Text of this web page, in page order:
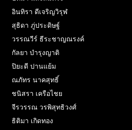
อินทิรา ดีเจริญวิรุฬ
สุธิดา ภู่ประดิษฐ์
วรรณวีร์ ธีระชาญณรงค์
กัลยา บำรุงญาติ
ปิยะดี ปานแย้ม
ณภัทร นาคสุทธิ์
ชนิสรา เครือไชย
จีรวรรณ วรพิสุทธิวงศ์
ธิติมา เกิดทอง